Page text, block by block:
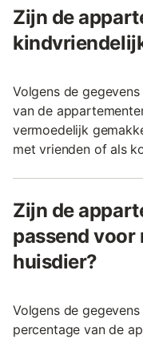
Zijn de
Volgens de
van de
vermoedelijk
met vrienden of als
Zijn de
passend voor
huisdier?
Volgens de
percentage van de